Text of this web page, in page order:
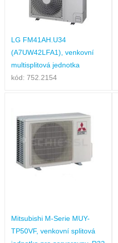
LG FM41AH.U34
(A7UW42LFA1), venkovní
multisplitová jednotka
kód: 752.2154
Mitsubishi M-Serie MUY-
TP50VF, venkovní splitová